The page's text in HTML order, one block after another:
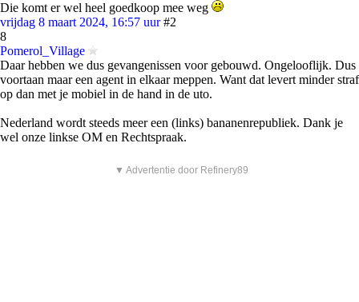
Die komt er wel heel goedkoop mee weg
vrijdag 8 maart 2024, 16:57 uur #2
8
Pomerol_Village
Daar hebben we dus gevangenissen voor gebouwd. Ongelooflijk. Dus
voortaan maar een agent in elkaar meppen. Want dat levert minder straf
op dan met je mobiel in de hand in de uto.
Nederland wordt steeds meer een (links) bananenrepubliek. Dank je
wel onze linkse OM en Rechtspraak.
▼ Advertentie door Refinery89